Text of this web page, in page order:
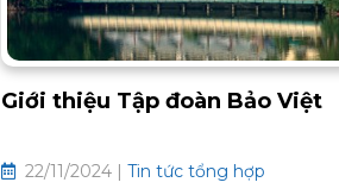
Giới thiệu Tập đoàn Bảo Việt
22/11/2024 | Tin tức tổng hợp